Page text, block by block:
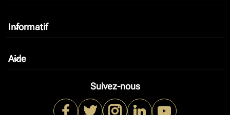
Informatif
keyboard_arrow_down
Aide
keyboard_arrow_down
Suivez-nous